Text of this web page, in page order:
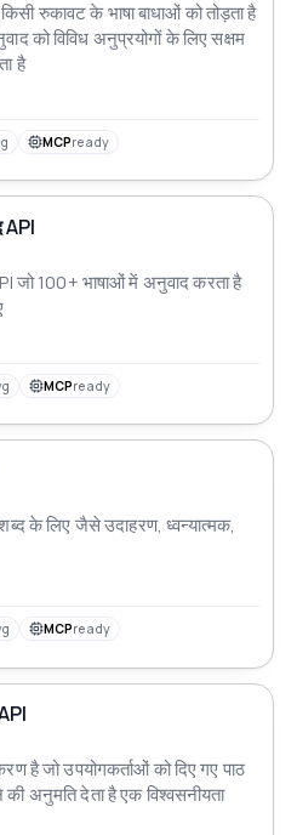
रुकावट के भाषा बाधाओं को तोड़ता है
को विविध अनुप्रयोगों के लिए सक्षम
है
MCPready
जो 100+ भाषाओं में अनुवाद करता है
MCPready
के लिए जैसे उदाहरण, ध्वन्यात्मक,
MCPready
है जो उपयोगकर्ताओं को दिए गए पाठ
की अनुमति देता है एक विश्वसनीयता